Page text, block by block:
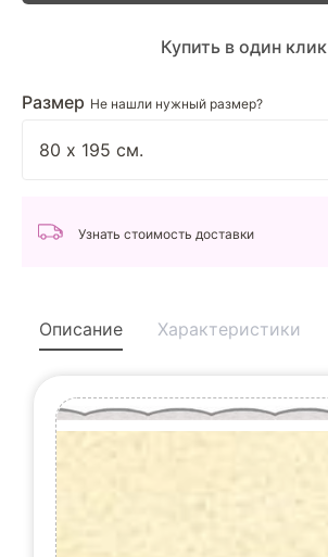
Размер Не нашли нужный размер?
Купить в один клик
Узнать стоимость доставки
Описание Характеристики